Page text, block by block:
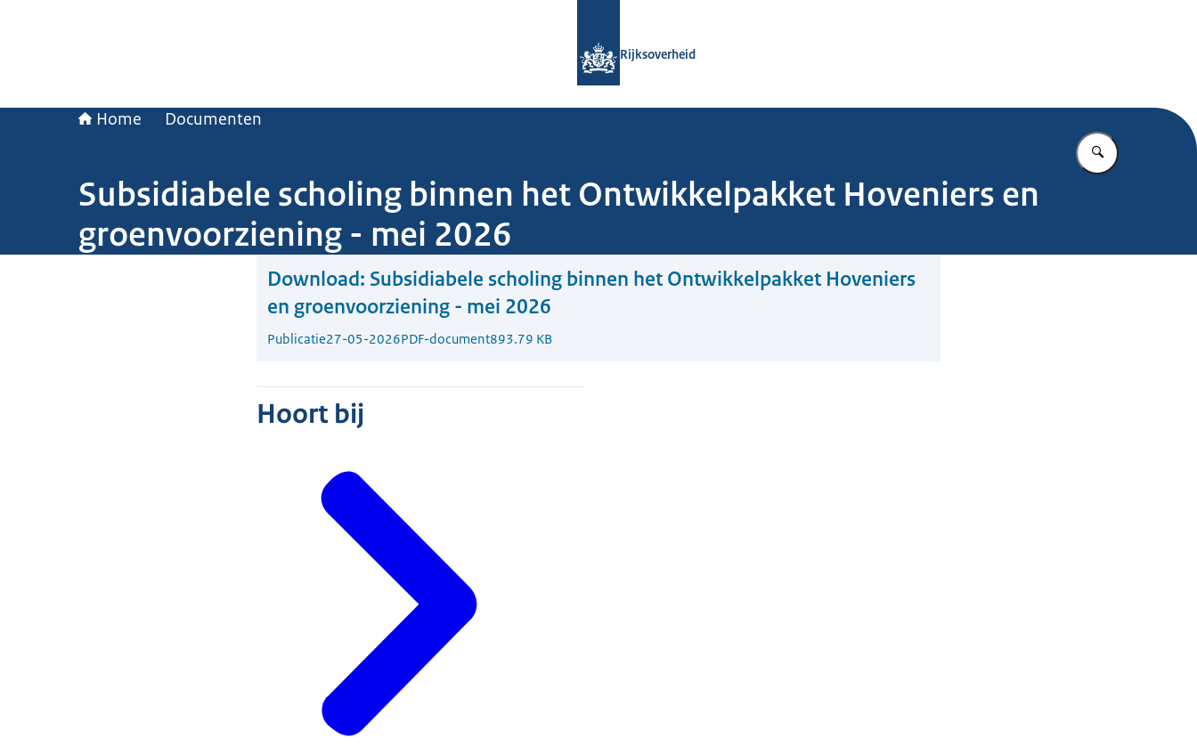
Rijksoverheid
Home Documenten
Vul in wat u
Subsidiabele scholing binnen het Ontwikkelpakket Hoveniers en
groenvoorziening - mei 2026
Download: Subsidiabele scholing binnen het Ontwikkelpakket Hoveniers
en groenvoorziening - mei 2026
Publicatie27-05-2026PDF-document893.79 KB
Hoort bij